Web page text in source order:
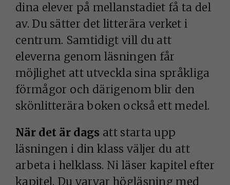
dina elever på mellanstadiet få ta del
av. Du sätter det litterära verket i
centrum. Samtidigt vill du att
eleverna genom läsningen får
möjlighet att utveckla sina språkliga
förmågor och därigenom blir den
skönlitterära boken också ett medel.
När det är dags att starta upp
läsningen i din klass väljer du att
arbeta i helklass. Ni läser kapitel efter
kapitel. Du varvar högläsning med